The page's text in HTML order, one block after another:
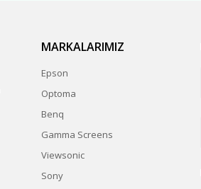
MARKALARIMIZ
Epson
Optoma
Benq
Gamma Screens
Viewsonic
Sony